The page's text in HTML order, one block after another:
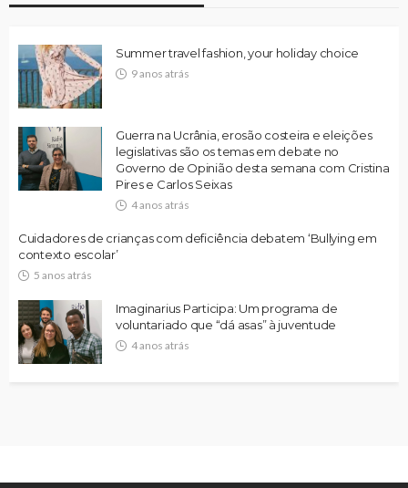
Summer travel fashion, your holiday choice
9 anos atrás
Guerra na Ucrânia, erosão costeira e eleições
legislativas são os temas em debate no
Governo de Opinião desta semana com Cristina
Pires e Carlos Seixas
4 anos atrás
Cuidadores de crianças com deficiência debatem ‘Bullying em
contexto escolar’
5 anos atrás
Imaginarius Participa: Um programa de
voluntariado que “dá asas” à juventude
4 anos atrás